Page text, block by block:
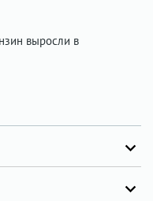
выросли в